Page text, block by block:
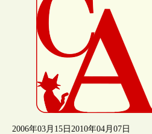
2006年03月15日 2010年04月07日